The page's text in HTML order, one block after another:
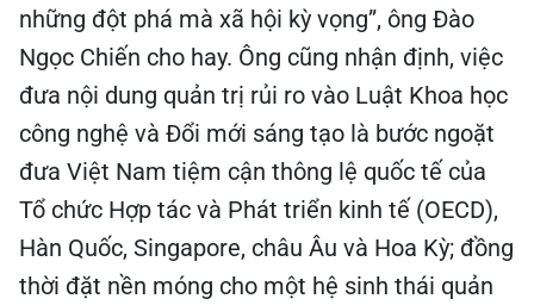
những đột phá mà xã hội kỳ vọng”, ông Đào
Ngọc Chiến cho hay. Ông cũng nhận định, việc
đưa nội dung quản trị rủi ro vào Luật Khoa học
công nghệ và Đổi mới sáng tạo là bước ngoặt
đưa Việt Nam tiệm cận thông lệ quốc tế của
Tổ chức Hợp tác và Phát triển kinh tế (OECD),
Hàn Quốc, Singapore, châu Âu và Hoa Kỳ; đồng
thời đặt nền móng cho một hệ sinh thái quản